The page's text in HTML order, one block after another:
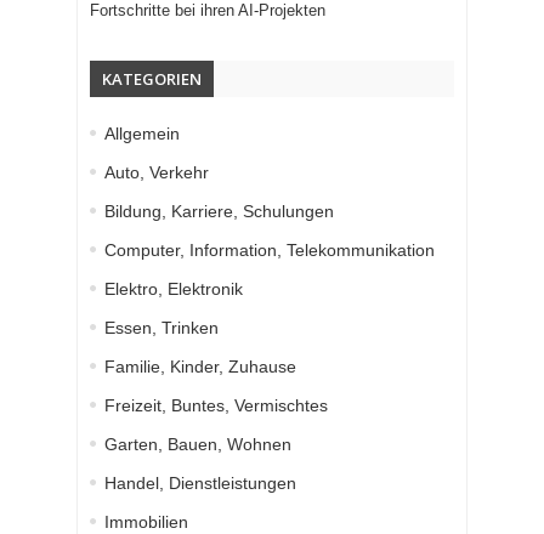
Fortschritte bei ihren AI-Projekten
KATEGORIEN
Allgemein
Auto, Verkehr
Bildung, Karriere, Schulungen
Computer, Information, Telekommunikation
Elektro, Elektronik
Essen, Trinken
Familie, Kinder, Zuhause
Freizeit, Buntes, Vermischtes
Garten, Bauen, Wohnen
Handel, Dienstleistungen
Immobilien